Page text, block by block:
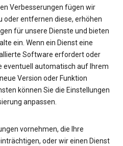
Verbesserungen fügen wir
oder entfernen diese, erhöhen
für unsere Dienste und bieten
ein. Wenn ein Dienst eine
Software erfordert oder
automatisch auf Ihrem
Version oder Funktion
können Sie die Einstellungen
anpassen.
vornehmen, die Ihre
oder wir einen Dienst